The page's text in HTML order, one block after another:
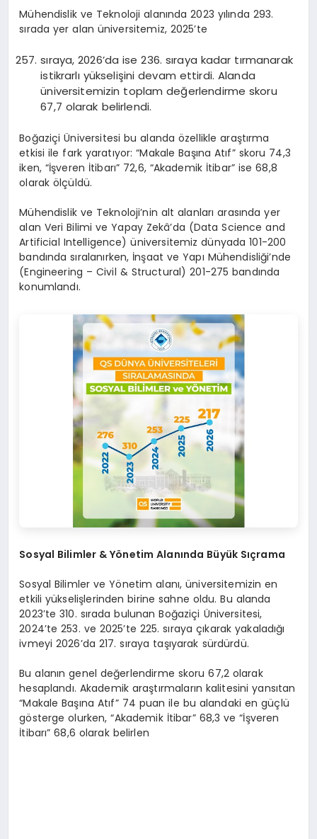
Mühendislik ve Teknoloji alanında 2023 yılında 293.
sırada yer alan üniversitemiz, 2025’te
sıraya, 2026’da ise 236. sıraya kadar tırmanarak
istikrarlı yükselişini devam ettirdi. Alanda
üniversitemizin toplam değerlendirme skoru
67,7 olarak belirlendi.
Boğaziçi Üniversitesi bu alanda özellikle araştırma
etkisi ile fark yaratıyor: “Makale Başına Atıf” skoru 74,3
iken, “İşveren İtibarı” 72,6, “Akademik İtibar” ise 68,8
olarak ölçüldü.
Mühendislik ve Teknoloji’nin alt alanları arasında yer
alan Veri Bilimi ve Yapay Zekâ’da (Data Science and
Artificial Intelligence) üniversitemiz dünyada 101-200
bandında sıralanırken, İnşaat ve Yapı Mühendisliği’nde
(Engineering – Civil & Structural) 201-275 bandında
konumlandı.
Sosyal Bilimler & Yönetim Alanında Büyük Sıçrama
Sosyal Bilimler ve Yönetim alanı, üniversitemizin en
etkili yükselişlerinden birine sahne oldu. Bu alanda
2023’te 310. sırada bulunan Boğaziçi Üniversitesi,
2024’te 253. ve 2025’te 225. sıraya çıkarak yakaladığı
ivmeyi 2026’da 217. sıraya taşıyarak sürdürdü.
Bu alanın genel değerlendirme skoru 67,2 olarak
hesaplandı. Akademik araştırmaların kalitesini yansıtan
“Makale Başına Atıf” 74 puan ile bu alandaki en güçlü
gösterge olurken, “Akademik İtibar” 68,3 ve “İşveren
İtibarı” 68,6 olarak belirlen